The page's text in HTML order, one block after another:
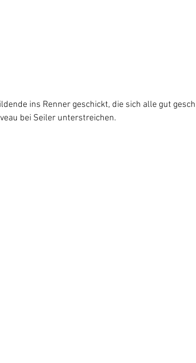
ins Renner geschickt, die sich alle gut
bei Seiler unterstreichen.